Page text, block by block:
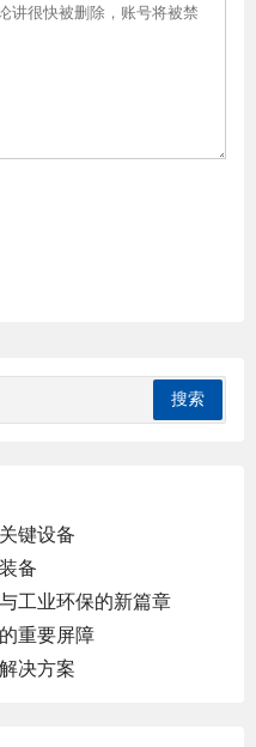
键设备
备
工业环保的新篇章
重要屏障
决方案